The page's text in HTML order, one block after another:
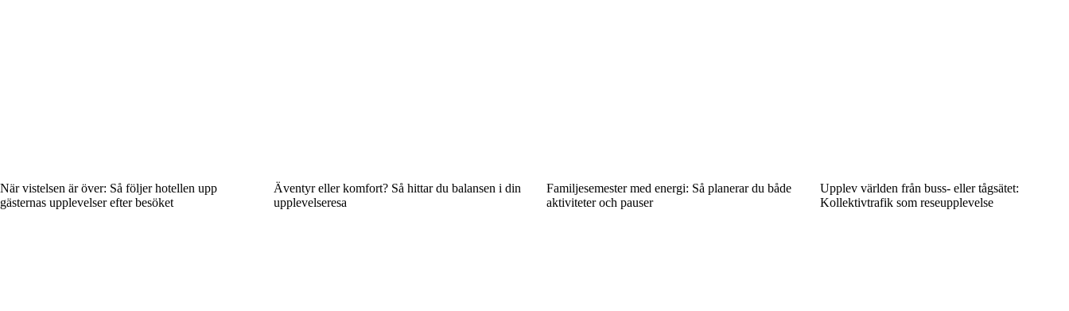
När vistelsen är över: Så följer hotellen upp
gästernas upplevelser efter besöket
Äventyr eller komfort? Så hittar du balansen i din
upplevelseresa
Familjesemester med energi: Så planerar du både
aktiviteter och pauser
Upplev världen från buss- eller tågsätet:
Kollektivtrafik som reseupplevelse